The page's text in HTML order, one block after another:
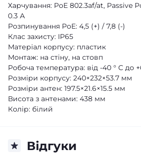
Харчування: PoE 802.3af/at, Passive
0.3 А
Розпинування PoE: 4,5 (+) / 7,8 (-)
Клас захисту: IP65
Матеріал корпусу: пластик
Монтаж: на стіну, на стовп
Робоча температура: від -40 ° C до
Розміри корпусу: 240×232×53.7 мм
Розміри антен: 197.5×21.6×15.5 мм
Висота з антенами: 438 мм
Колір: білий
Відгуки